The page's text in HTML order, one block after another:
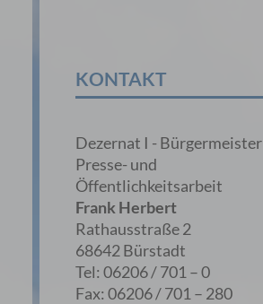
KONTAKT
Dezernat I - Bürgermeister
Presse- und
Öffentlichkeitsarbeit
Frank Herbert
Rathausstraße 2
68642 Bürstadt
Tel: 06206 / 701 – 0
Fax: 06206 / 701 – 280